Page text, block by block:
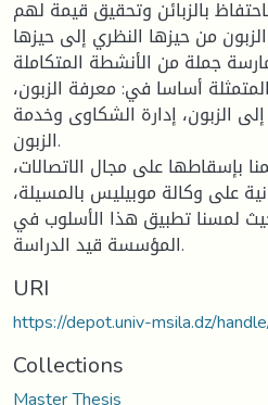
بالزبائن وتحقيق قيمة لهم .
من حيزها النظري إلى حيزها
جملة من الأنشطة المتكاملة
أساسا في: معرفة الزبون،
إلى الزبون، إدارة الشكاوى وخدمة
الزبون.
بإسقاطها على مجال الاتصالات،
على وكالة موبيليس بالمسيلة،
لمسنا تطبيق هذا الأسلوب في
المؤسسة قيد الدراسة.
URI
https://depot.univ-msila.dz/
Collections